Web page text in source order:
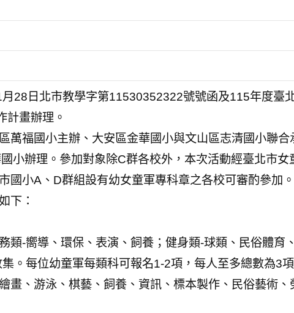
28日北市教學字第11530352322號號函及115年度臺
計畫辦理。
萬福國小主辦、大安區金華國小與文山區志清國小聯合
小辦理。參加對象除C群各校外，本次活動經臺北市女
國小A、D群組設有幼女童軍專科章之各校可審酌參加。
下：
類-嚮導、環保、表演、飼養；健身類-球類、民俗體育
。每位幼童軍每類科可報名1-2項，每人至多總數為3項
畫、游泳、棋藝、飼養、資訊、標本製作、民俗藝術